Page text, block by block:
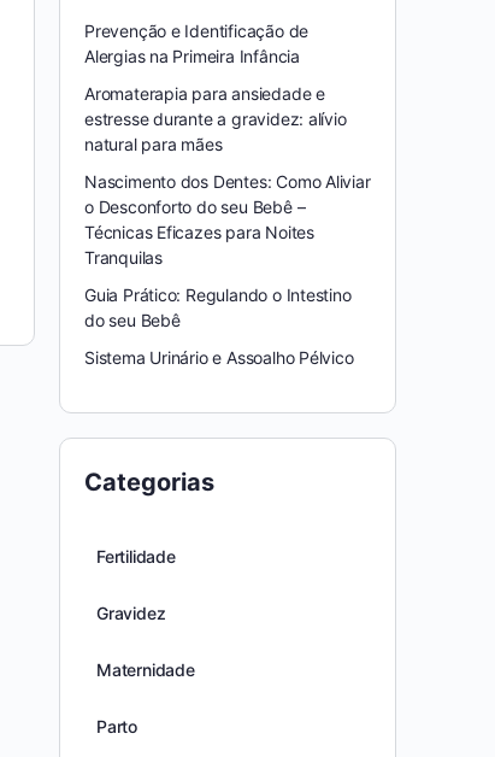
Prevenção e Identificação de
Alergias na Primeira Infância
Aromaterapia para ansiedade e
estresse durante a gravidez: alívio
natural para mães
Nascimento dos Dentes: Como Aliviar
o Desconforto do seu Bebê –
Técnicas Eficazes para Noites
Tranquilas
Guia Prático: Regulando o Intestino
do seu Bebê
Sistema Urinário e Assoalho Pélvico
Categorias
Fertilidade
Gravidez
Maternidade
Parto